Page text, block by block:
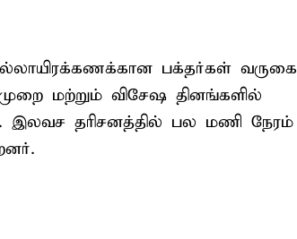
பக்தர்கள் வருகை
மற்றும் விசேஷ தினங்களில்
இலவச தரிசனத்தில் பல மணி நேரம்